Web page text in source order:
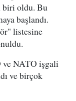
biri oldu. Bu
başlandı.
listesine
ve NATO işgali
ve birçok